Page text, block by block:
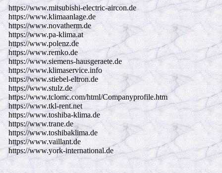
https://www.mitsubishi-electric-aircon.de
https://www.klimaanlage.de
https://www.novatherm.de
https://www.pa-klima.at
https://www.polenz.de
https://www.remko.de
https://www.siemens-hausgeraete.de
https://www.klimaservice.info
https://www.stiebel-eltron.de
https://www.stulz.de
https://www.tclomc.com/html/Companyprofile.htm
https://www.tkl-rent.net
https://www.toshiba-klima.de
https://www.trane.de
https://www.toshibaklima.de
https://www.vaillant.de
https://www.york-international.de